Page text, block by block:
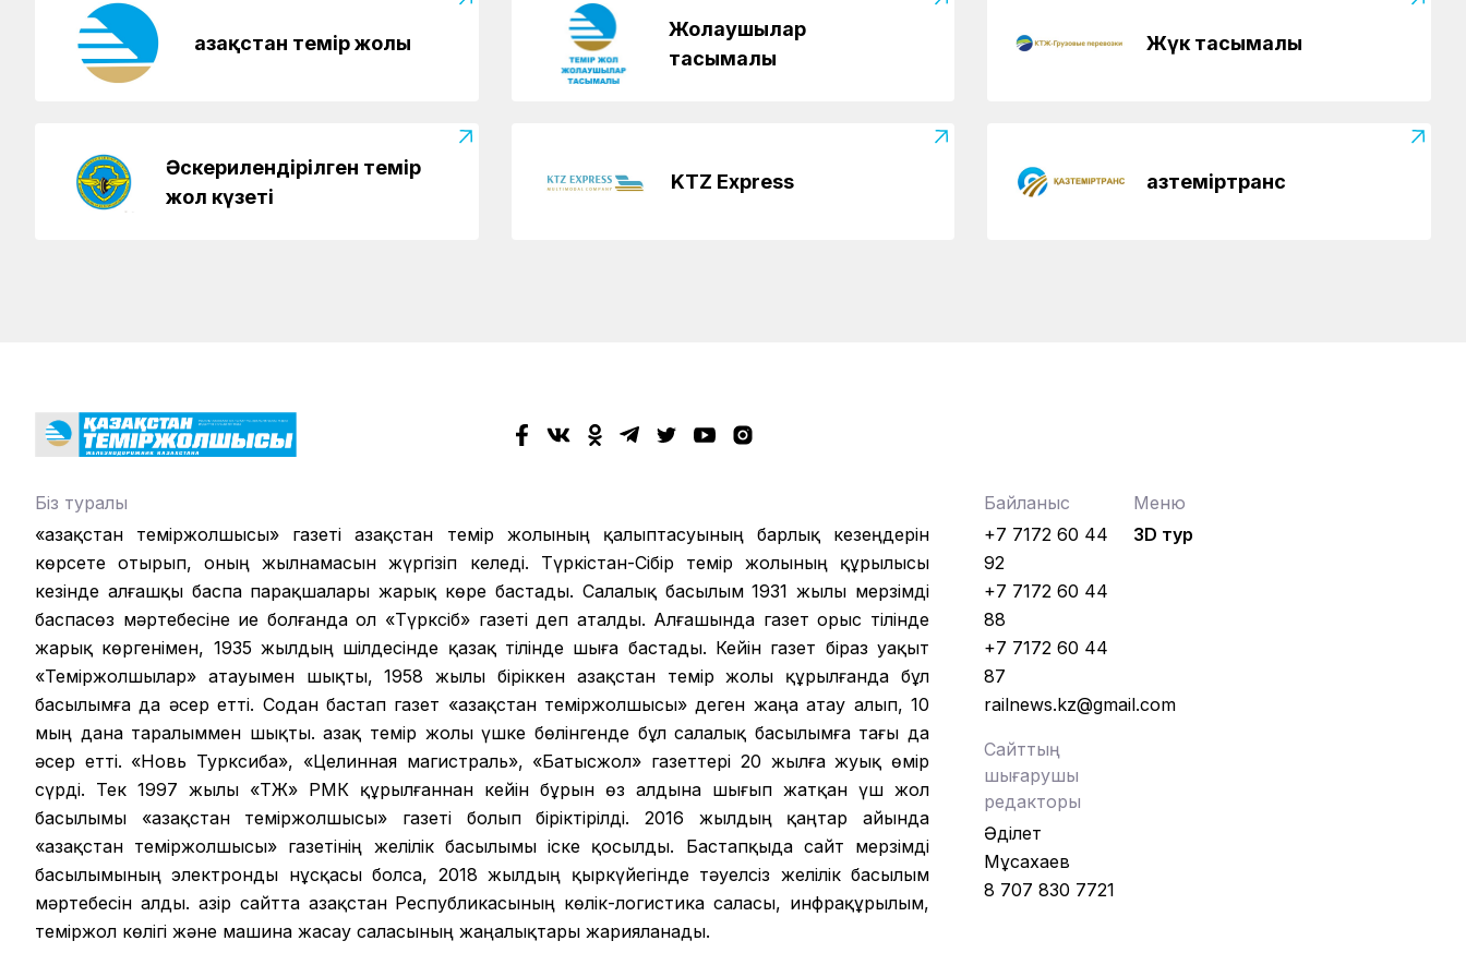
Қазақстан темір жолы
Жолаушылар
тасымалы
Жүк тасымалы
Әскерилендірілген темір
жол күзеті
KTZ Express Қазтеміртранс
Біз туралы
«Қазақстан теміржолшысы» газеті Қазақстан темір жолының қалыптасуының барлық кезеңдерін
көрсете отырып, оның жылнамасын жүргізіп келеді. Түркістан-Сібір темір жолының құрылысы
кезінде алғашқы баспа парақшалары жарық көре бастады. Салалық басылым 1931 жылы мерзімді
баспасөз мәртебесіне ие болғанда ол «Түрксіб» газеті деп аталды. Алғашында газет орыс тілінде
жарық көргенімен, 1935 жылдың шілдесінде қазақ тілінде шыға бастады. Кейін газет біраз уақыт
«Теміржолшылар» атауымен шықты, 1958 жылы біріккен Қазақстан темір жолы құрылғанда бұл
басылымға да әсер етті. Содан бастап газет «Қазақстан теміржолшысы» деген жаңа атау алып, 10
мың дана таралыммен шықты. Қазақ темір жолы үшке бөлінгенде бұл салалық басылымға тағы да
әсер етті. «Новь Турксиба», «Целинная магистраль», «Батысжол» газеттері 20 жылға жуық өмір
сүрді. Тек 1997 жылы «ҚТЖ» РМК құрылғаннан кейін бұрын өз алдына шығып жатқан үш жол
басылымы «Қазақстан теміржолшысы» газеті болып біріктірілді. 2016 жылдың қаңтар айында
«Қазақстан теміржолшысы» газетінің желілік басылымы іске қосылды. Бастапқыда сайт мерзімді
басылымының электронды нұсқасы болса, 2018 жылдың қыркүйегінде тәуелсіз желілік басылым
мәртебесін алды. Қазір сайтта Қазақстан Республикасының көлік-логистика саласы, инфрақұрылым,
теміржол көлігі және машина жасау саласының жаңалықтары жарияланады.
Байланыс
+7 7172 60 44
92
+7 7172 60 44
88
+7 7172 60 44
87
railnews.kz@gmail.com
Сайттың
шығарушы
редакторы
Әділет
Мұсахаев
8 707 830 7721
Меню
3D тур